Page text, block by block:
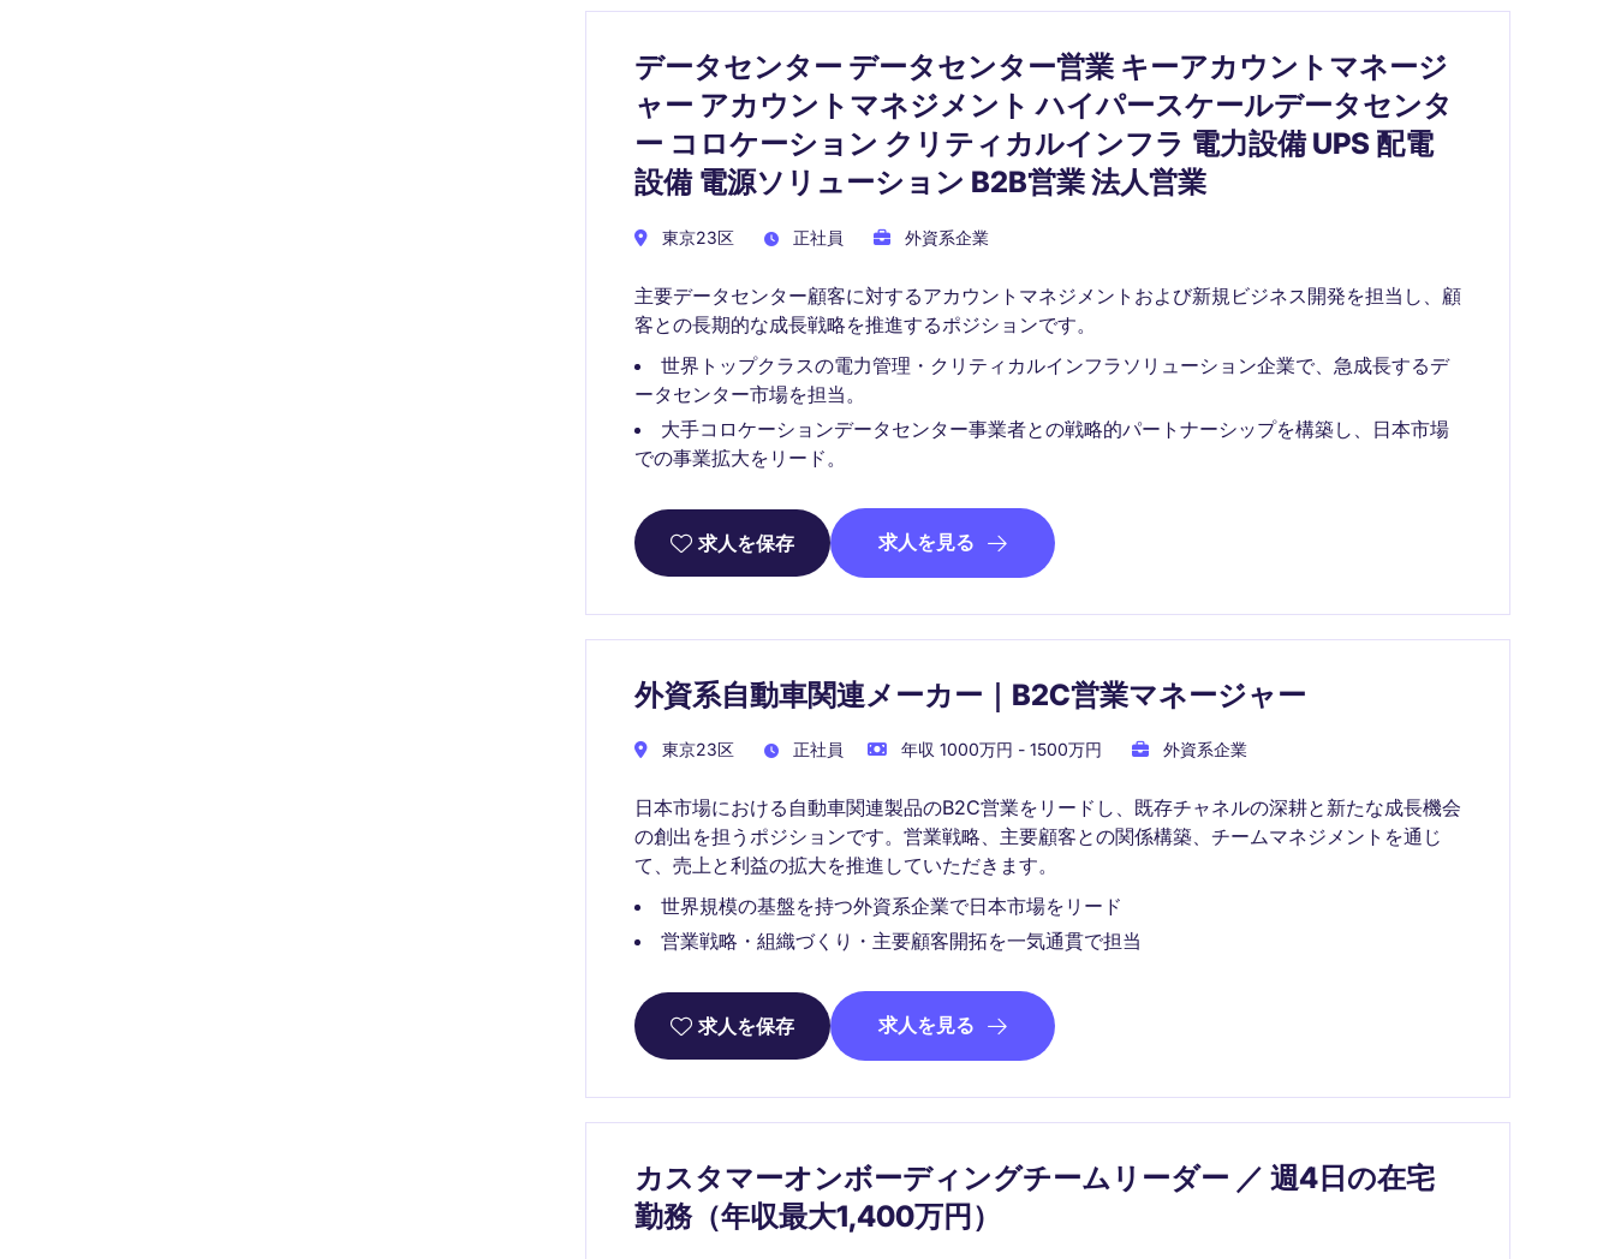
データセンター データセンター営業 キーアカウントマネージ
ャー アカウントマネジメント ハイパースケールデータセンタ
ー コロケーション クリティカルインフラ 電力設備 UPS 配電
設備 電源ソリューション B2B営業 法人営業
東京23区 正社員 外資系企業
主要データセンター顧客に対するアカウントマネジメントおよび新規ビジネス開発を担当し、顧
客との長期的な成長戦略を推進するポジションです。
世界トップクラスの電力管理・クリティカルインフラソリューション企業で、急成長するデ
ータセンター市場を担当。
大手コロケーションデータセンター事業者との戦略的パートナーシップを構築し、日本市場
での事業拡大をリード。
求人を保存 求人を見る
外資系自動車関連メーカー｜B2C営業マネージャー
東京23区 正社員 年収 1000万円 - 1500万円 外資系企業
日本市場における自動車関連製品のB2C営業をリードし、既存チャネルの深耕と新たな成長機会
の創出を担うポジションです。営業戦略、主要顧客との関係構築、チームマネジメントを通じ
て、売上と利益の拡大を推進していただきます。
世界規模の基盤を持つ外資系企業で日本市場をリード
営業戦略・組織づくり・主要顧客開拓を一気通貫で担当
求人を保存 求人を見る
カスタマーオンボーディングチームリーダー ／ 週4日の在宅
勤務（年収最大1,400万円）